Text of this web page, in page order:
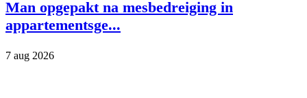
Man opgepakt na mesbedreiging in
appartementsge...
7 aug 2026